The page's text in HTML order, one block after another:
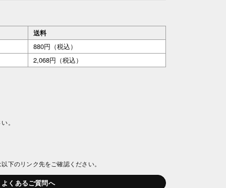
送料
880円（税込）
2,068円（税込）
。
下のリンク先をご確認ください。
よくあるご質問へ